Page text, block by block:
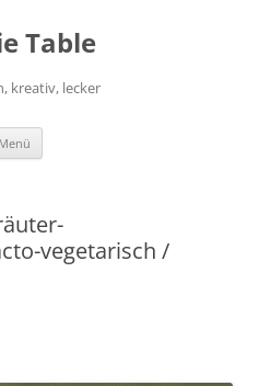
Table
kreativ, lecker
Menü
vegetarisch /